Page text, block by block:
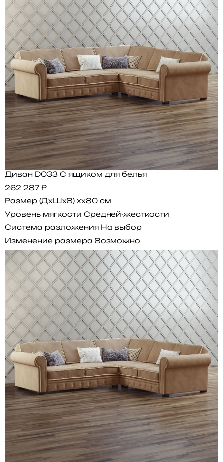
Диван D033 С ящиком для белья
262 287 ₽
Размер (ДхШхВ) xx80 см
Уровень мягкости Средней-жесткости
Система разложения На выбор
Изменение размера Возможно